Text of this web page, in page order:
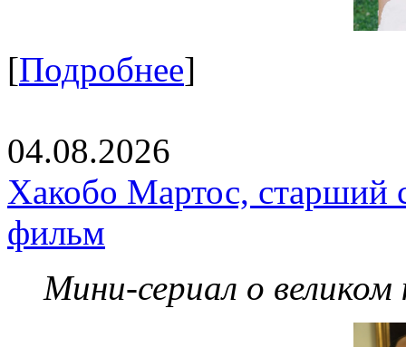
[Подробнее]
04.08.2026
Хакобо Мартос, старший
фильм
Мини-сериал о великом